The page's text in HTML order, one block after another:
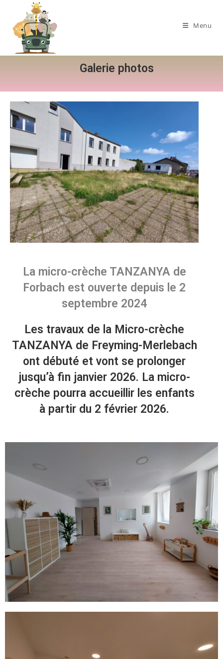
Menu
Galerie photos
La micro-crèche TANZANYA de
Forbach est ouverte depuis le 2
septembre 2024
Les travaux de la Micro-crèche
TANZANYA de Freyming-Merlebach
ont débuté et vont se prolonger
jusqu’à fin janvier 2026. La micro-
crèche pourra accueillir les enfants
à partir du 2 février 2026.